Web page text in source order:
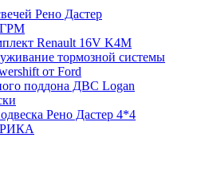
Рено Дастер
ГРМ
Renault 16V K4M
тормозной системы
от Ford
поддона ДВС Logan
Рено Дастер 4*4